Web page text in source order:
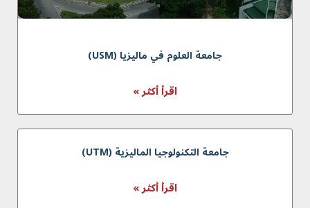
جامعة العلوم في ماليزیا (USM)
اقرأ أكثر »
جامعة التكنولوجيا الماليزية (UTM)
اقرأ أكثر »